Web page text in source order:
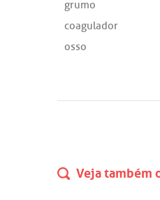
grumo
coagulador
osso
Veja também